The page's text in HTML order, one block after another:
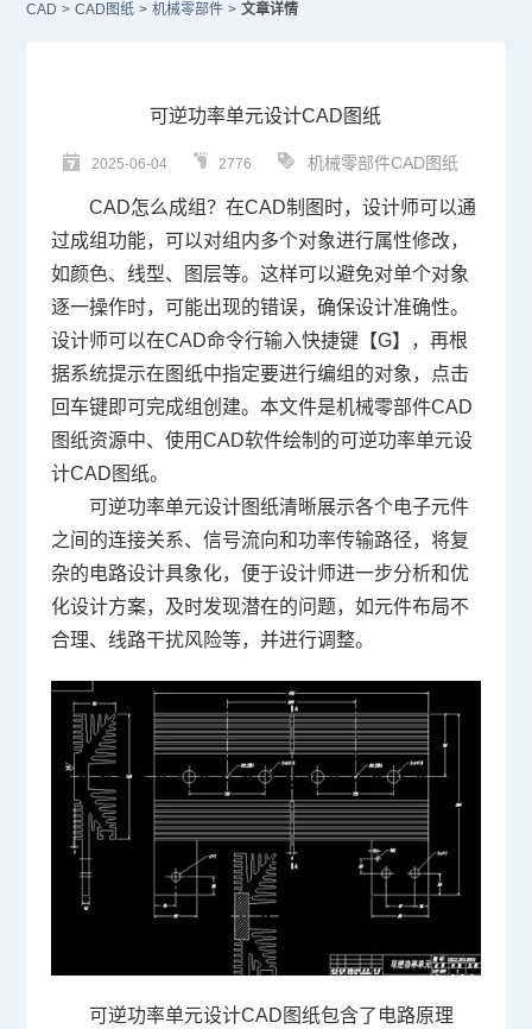
CAD > CAD图纸 > 机械零部件 > 文章详情
可逆功率单元设计CAD图纸
2025-06-04 2776 机械零部件CAD图纸
CAD怎么成组？在CAD制图时，设计师可以通
过成组功能，可以对组内多个对象进行属性修改，
如颜色、线型、图层等。这样可以避免对单个对象
逐一操作时，可能出现的错误，确保设计准确性。
设计师可以在CAD命令行输入快捷键【G】，再根
据系统提示在图纸中指定要进行编组的对象，点击
回车键即可完成组创建。本文件是机械零部件CAD
图纸资源中、使用CAD软件绘制的可逆功率单元设
计CAD图纸。
可逆功率单元设计图纸清晰展示各个电子元件
之间的连接关系、信号流向和功率传输路径，将复
杂的电路设计具象化，便于设计师进一步分析和优
化设计方案，及时发现潜在的问题，如元件布局不
合理、线路干扰风险等，并进行调整。
可逆功率单元设计CAD图纸包含了电路原理